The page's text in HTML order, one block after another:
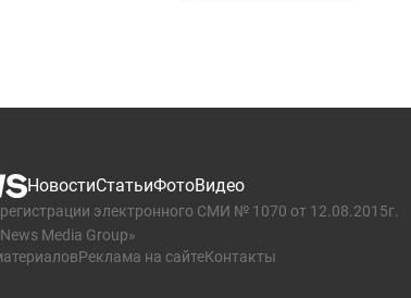
НовостиСтатьиФотоВидео
электронного СМИ № 1070 от 12.08.2015г.
Media Group»
Реклама на сайтеКонтакты